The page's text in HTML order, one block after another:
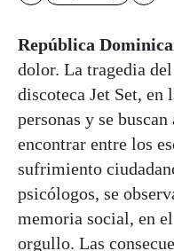
República
dolor. La tragedia
discoteca Jet Set, en
personas y se
encontrar entre los
sufrimiento
psicólogos, se
memoria social, en
orgullo. Las